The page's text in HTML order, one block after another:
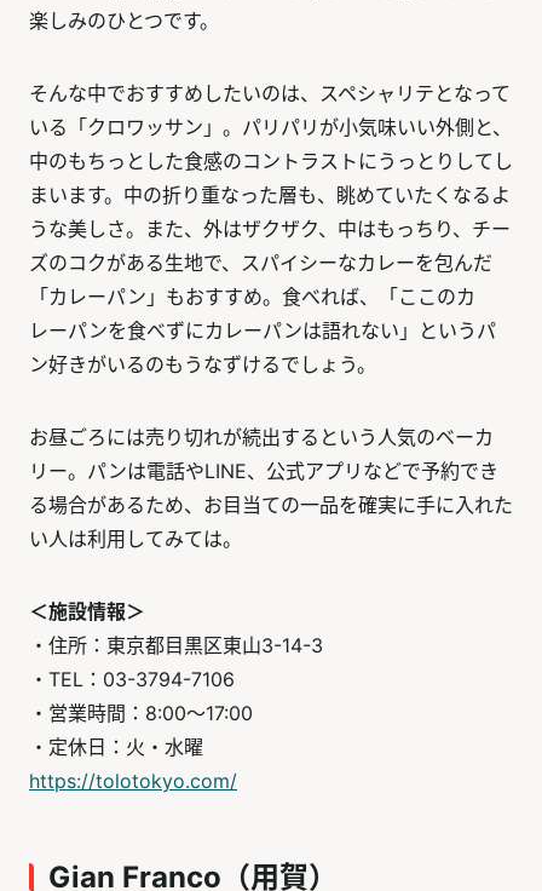
楽しみのひとつです。
そんな中でおすすめしたいのは、スペシャリテとなって
いる「クロワッサン」。パリパリが小気味いい外側と、
中のもちっとした食感のコントラストにうっとりしてし
まいます。中の折り重なった層も、眺めていたくなるよ
うな美しさ。また、外はザクザク、中はもっちり、チー
ズのコクがある生地で、スパイシーなカレーを包んだ
「カレーパン」もおすすめ。食べれば、「ここのカ
レーパンを食べずにカレーパンは語れない」というパ
ン好きがいるのもうなずけるでしょう。
お昼ごろには売り切れが続出するという人気のベーカ
リー。パンは電話やLINE、公式アプリなどで予約でき
る場合があるため、お目当ての一品を確実に手に入れた
い人は利用してみては。
＜施設情報＞
・住所：東京都目黒区東山3-14-3
・TEL：03-3794-7106
・営業時間：8:00～17:00
・定休日：火・水曜
https://tolotokyo.com/
Gian Franco（用賀）